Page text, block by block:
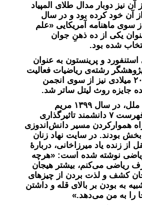
نیز دوبار مدال طلای المپیاد
آن خود کرده بود و در سال
از سوی ماهنامه آمریکایی «علم
یکی از ده ذهنِ جوان
شده بود.
استنفورد و پرینستون به عنوان
پژوهشگر رشته‌ی ریاضیات فعالیت
کرد و در سال ۲۰۱۳ میلادی نیز از سوی انجمن
جایزه روث لیتل ساتر شد.
نهاد زنان سازمان ملل، در سال ۱۳۹۹ مریم
میرزاخانی را در فهرست ۷ دانشمند تاثیرگذاری
هموارکردن مسیر دانش‌اندوزی
بخش بودند. در سایت نهاد زنان
از زنده یاد میرزاخانی، دربارۀ
ریاضی نوشته شده است: «هرچه
ریاضی می‌کنم، بیشتر هیجان
کشف و لذت بردن از چیزهای
به بودن بر بالای قله و داشتن
را به من می‌دهد.»